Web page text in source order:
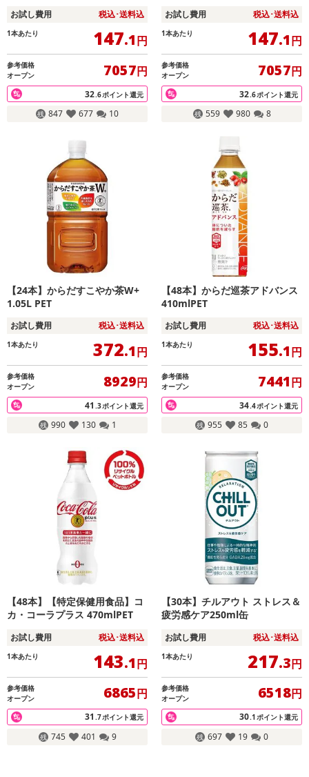
お試し費用 税込･送料込
1本あたり 147.1円
参考価格
オープン
7057円
32.6ポイント還元
847 677 10
お試し費用 税込･送料込
1本あたり 147.1円
参考価格
オープン
7057円
32.6ポイント還元
559 980 8
【24本】からだすこやか茶W+
1.05L PET
お試し費用 税込･送料込
1本あたり 372.1円
参考価格
オープン
8929円
41 .3ポイント還元
990 130 1
【48本】からだ巡茶アドバンス
410mlPET
お試し費用 税込･送料込
1本あたり 155.1円
参考価格
オープン
7441円
34.4ポイント還元
955 85 0
【48本】【特定保健用食品】コ
カ・コーラプラス 470mlPET
お試し費用 税込･送料込
1本あたり 143.1円
参考価格
オープン
6865円
31 .7ポイント還元
745 401 9
【30本】チルアウト ストレス＆
疲労感ケア250ml缶
お試し費用 税込･送料込
1本あたり 217.3円
参考価格
オープン
6518円
30.1ポイント還元
697 19 0